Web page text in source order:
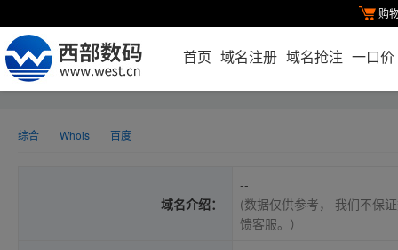
购
首页 域名注册 域名抢注 一口价
综合 Whois 百度
域名介绍：
--
(数据仅供参考， 我们不保
馈客服。）